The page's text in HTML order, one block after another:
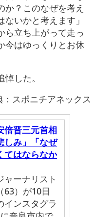
か？このなぜを考え
いかと考えます」
ら立ち上がって走っ
今はゆっくりとお休
した。
：スポニチアネックス
晋三元首相
しみ」「なぜ
てはならなか
ャーナリスト
63）が10日
インスタグラ